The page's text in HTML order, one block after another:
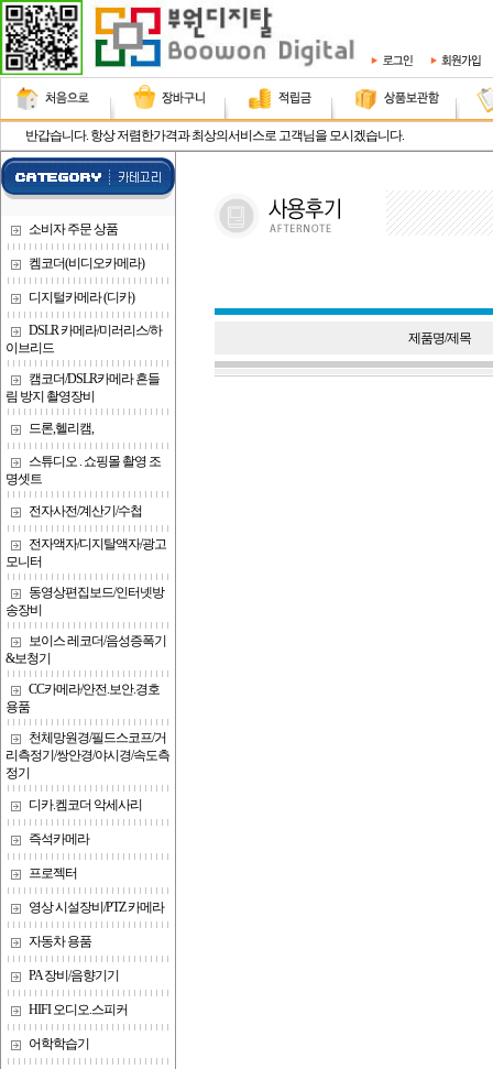
반갑습니다. 항상 저렴한가격과 최상의서비스로 고객님을 모시겠습니다.
소비자 주문 상품
켐코더(비디오카메라)
디지털카메라 (디카)
DSLR 카메라/미러리스/하
이브리드
캠코더/DSLR카메라 흔들
림 방지 촬영장비
드론,헬리캠,
스튜디오 . 쇼핑몰 촬영 조
명셋트
전자사전/계산기/수첩
전자액자/디지탈액자/광고
모니터
동영상편집보드/인터넷방
송장비
보이스 레코더/음성증폭기
&보청기
CC카메라/안전.보안.경호
용품
천체망원경/필드스코프/거
리측정기/쌍안경/야시경/속도측
정기
디카.켐코더 악세사리
즉석카메라
프로젝터
영상 시설장비/PTZ 카메라
자동차 용품
PA 장비/음향기기
HIFI 오디오.스피커
어학학습기
제품명/제목